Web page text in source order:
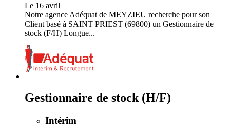
Le 16 avril
Notre agence Adéquat de MEYZIEU recherche pour son
Client basé à SAINT PRIEST (69800) un Gestionnaire de
stock (F/H) Longue...
Gestionnaire de stock (H/F)
Intérim